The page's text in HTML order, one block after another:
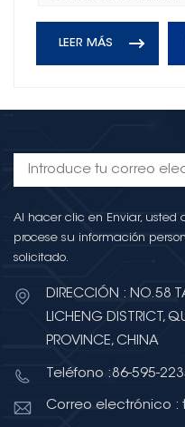
LEER MÁS
Al hacer clic en Enviar,
procese su información
solicitado.
DIRECCIÓN : NO.58
LICHENG DISTRICT,
PROVINCE, CHINA
Teléfono :86-595-
Correo electrónico :